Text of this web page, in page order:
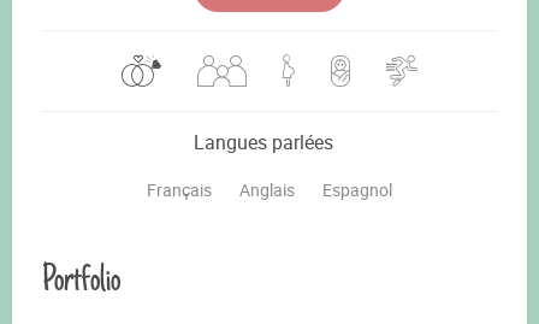
Langues parlées
Français Anglais Espagnol
Portfolio